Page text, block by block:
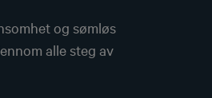
og sømløs
alle steg av